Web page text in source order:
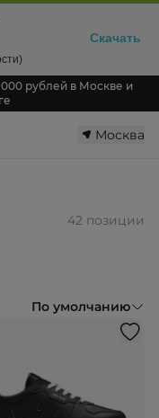
000 рублей в Москве и
Москва
42 позиции
По умолчанию
Скачать